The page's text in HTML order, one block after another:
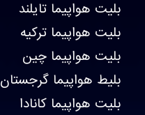
بلیت هواپیما تایلند
بلیت هواپیما ترکیه
بلیت هواپیما چین
بلیط هواپیما گرجستان
بلیت هواپیما کانادا